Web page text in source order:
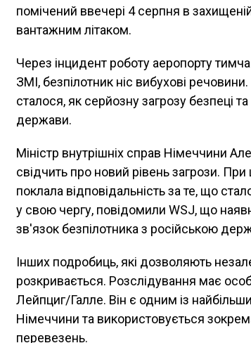
помічений ввечері 4 серпня в
вантажним літаком.
Через інцидент роботу аеропорту
ЗМІ, безпілотник ніс вибухові
сталося, як серйозну загрозу безпеці
держави.
Міністр внутрішніх справ Німеччини
свідчить про новий рівень загрози.
поклала відповідальність за те, що
у свою чергу, повідомили WSJ, що
зв'язок безпілотника з російською
Інших подробиць, які дозволяють
розкривається. Розслідування має
Лейпциг/Галле. Він є одним із
Німеччини та використовується
перевезень.